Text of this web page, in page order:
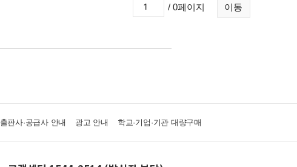
이동
/ 0페이지
출판사·공급사 안내 광고 안내 학교·기업·기관 대량구매